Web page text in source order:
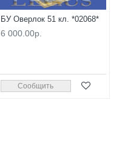
БУ Оверлок 51 кл. *02068*
6 000.00р.
Сообщить